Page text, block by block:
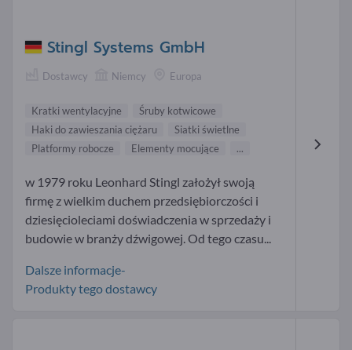
Stingl Systems GmbH
Dostawcy Niemcy Europa
Kratki wentylacyjne
Śruby kotwicowe
Haki do zawieszania ciężaru
Siatki świetlne
Platformy robocze
Elementy mocujące ...
w 1979 roku Leonhard Stingl założył swoją
firmę z wielkim duchem przedsiębiorczości i
dziesięcioleciami doświadczenia w sprzedaży i
budowie w branży dźwigowej. Od tego czasu...
Dalsze informacje-
Produkty tego dostawcy